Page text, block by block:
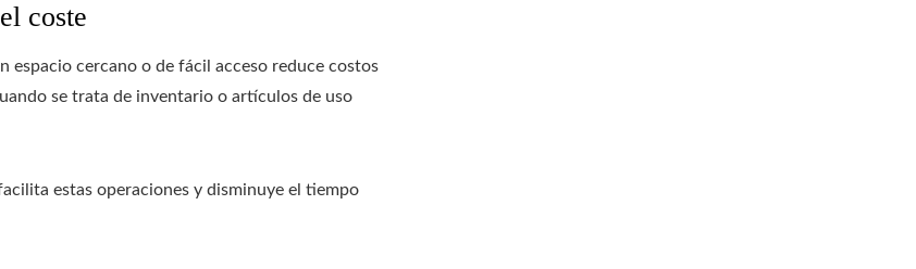
coste
espacio cercano o de fácil acceso reduce costos
se trata de inventario o artículos de uso
estas operaciones y disminuye el tiempo